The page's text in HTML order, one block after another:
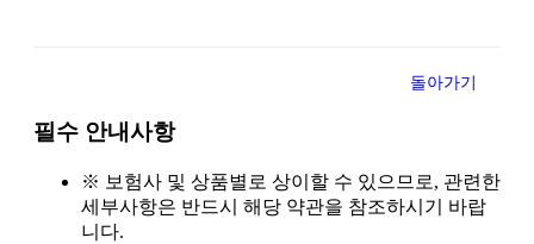
치매간병보험, 장기요양등급과 무슨 관계가 있나요? 2025-06-25
돌아가기
필수 안내사항
※ 보험사 및 상품별로 상이할 수 있으므로, 관련한
세부사항은 반드시 해당 약관을 참조하시기 바랍
니다.